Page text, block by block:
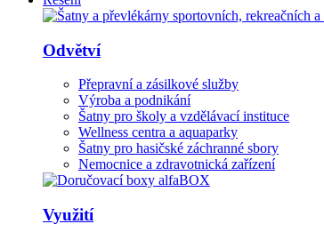
Odvětví
Přepravní a zásilkové služby
Výroba a podnikání
Šatny pro školy a vzdělávací instituce
Wellness centra a aquaparky
Šatny pro hasičské záchranné sbory
Nemocnice a zdravotnická zařízení
Využití